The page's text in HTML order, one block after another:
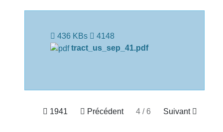
436 KBs
4148
tract_us_sep_41.pdf
1941 Précédent 4 / 6 Suivant